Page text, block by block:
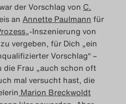
der Vorschlag von C.
an Annette Paulmann für
„-Inszenierung von
vergeben, für Dich „ein
Vorschlag“ –
die Frau „auch schon oft
mal versucht hast, die
Marion Breckwoldt